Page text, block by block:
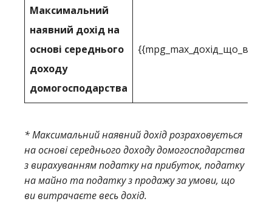
Максимальний
наявний дохід на
основі середнього
доходу
домогосподарства
* Максимальний наявний дохід розраховується
на основі середнього доходу домогосподарства
з вирахуванням податку на прибуток, податку
на майно та податку з продажу за умови, що
ви витрачаєте весь дохід.